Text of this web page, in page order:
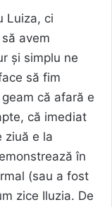
Luiza, ci
avem
și simplu ne
să fim
că afară e
că imediat
ziuă e la
în
(sau a fost
zice Iluzia. De